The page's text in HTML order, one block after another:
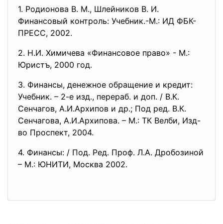
1. Родионова В. М., Шлейников В. И.
Финансовый контроль: Учебник.-М.: ИД ФБК-
ПРЕСС, 2002.
2. Н.И. Химичева «Финансовое право» - М.:
Юристъ, 2000 год.
3. Финансы, денежное обращение и кредит:
Учебник. – 2-е изд., перераб. и доп. / В.К.
Сенчагов, А.И.Архипов и др.; Под ред. В.К.
Сенчагова, А.И.Архипова. – М.: ТК Велби, Изд-
во Проспект, 2004.
4. Финансы: / Под. Ред. Проф. Л.А. Дробозиной
– М.: ЮНИТИ, Москва 2002.